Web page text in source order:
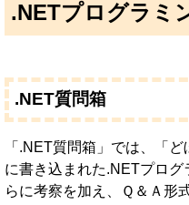
.NETプログラミ
.NET質問箱
「.NET質問箱」では、「
に書き込まれた.NETプロ
らに考察を加え、Ｑ＆Ａ形